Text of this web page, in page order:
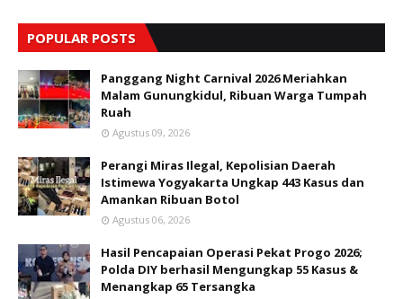
POPULAR POSTS
Panggang Night Carnival 2026 Meriahkan
Malam Gunungkidul, Ribuan Warga Tumpah
Ruah
Agustus 09, 2026
Perangi Miras Ilegal, Kepolisian Daerah
Istimewa Yogyakarta Ungkap 443 Kasus dan
Amankan Ribuan Botol
Agustus 06, 2026
Hasil Pencapaian Operasi Pekat Progo 2026;
Polda DIY berhasil Mengungkap 55 Kasus &
Menangkap 65 Tersangka